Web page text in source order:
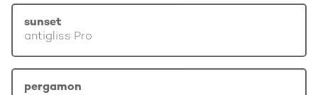
sunset
antigliss Pro
pergamon